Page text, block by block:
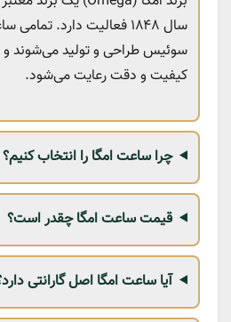
سال ۱۸۴۸ فعالیت دارد.
سوئیس طراحی و تولید می‌شوند و
کیفیت و دقت رعایت می‌شود.
چرا ساعت امگا را انتخاب کنیم؟
قیمت ساعت امگا چقدر است؟
آیا ساعت امگا اصل گارانتی